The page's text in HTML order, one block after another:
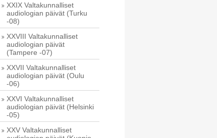
XXIX Valtakunnalliset
audiologian päivät (Turku
-08)
XXVIII Valtakunnalliset
audiologian päivät
(Tampere -07)
XXVII Valtakunnalliset
audiologian päivät (Oulu
-06)
XXVI Valtakunnalliset
audiologian päivät (Helsinki
-05)
XXV Valtakunnalliset